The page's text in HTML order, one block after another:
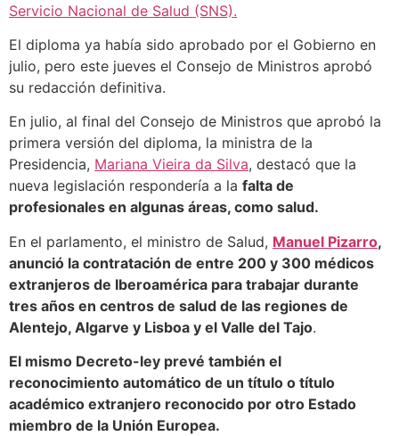
Servicio Nacional de Salud (SNS).
El diploma ya había sido aprobado por el Gobierno en
julio, pero este jueves el Consejo de Ministros aprobó
su redacción definitiva.
En julio, al final del Consejo de Ministros que aprobó la
primera versión del diploma, la ministra de la
Presidencia, Mariana Vieira da Silva, destacó que la
nueva legislación respondería a la falta de
profesionales en algunas áreas, como salud.
En el parlamento, el ministro de Salud, Manuel Pizarro,
anunció la contratación de entre 200 y 300 médicos
extranjeros de Iberoamérica para trabajar durante
tres años en centros de salud de las regiones de
Alentejo, Algarve y Lisboa y el Valle del Tajo.
El mismo Decreto-ley prevé también el
reconocimiento automático de un título o título
académico extranjero reconocido por otro Estado
miembro de la Unión Europea.